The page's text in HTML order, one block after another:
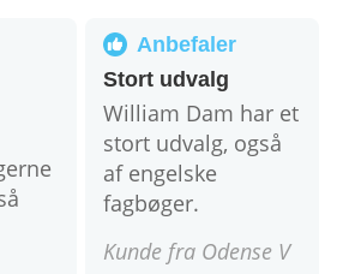
Anbefaler
Stort udvalg
William Dam har et
stort udvalg, også
af engelske
fagbøger.
Kunde fra Odense V